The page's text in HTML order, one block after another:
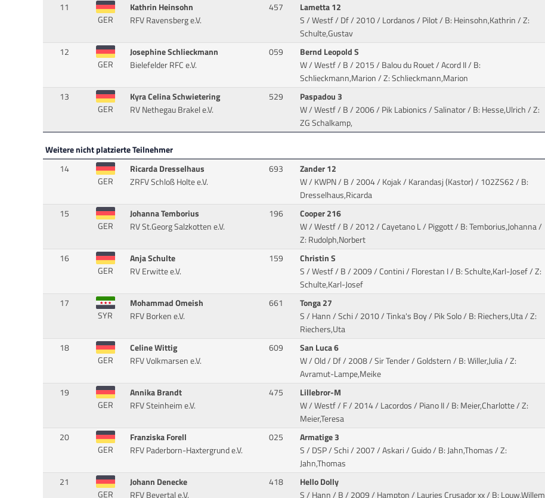
11
GER
Kathrin Heinsohn
RFV Ravensberg e.V.
457
Lametta 12
S / Westf / Df / 2010 / Lordanos / Pilot/ B: Heinsohn,Kathrin / Z:
Schulte,Gustav
12
GER
Josephine Schlieckmann
Bielefelder RFC e.V.
059
Bernd Leopold S
W / Westf / B / 2015 / Balou du Rouet / Acord II/ B:
Schlieckmann,Marion / Z: Schlieckmann,Marion
13
GER
Kyra Celina Schwietering
RV Nethegau Brakel e.V.
529
Paspadou 3
W / Westf / B / 2006 / Pik Labionics / Salinator/ B: Hesse,Ulrich / Z:
ZG Schalkamp,
Weitere nicht platzierte Teilnehmer
14
GER
Ricarda Dresselhaus
ZRFV Schloß Holte e.V.
693
Zander 12
W / KWPN / B / 2004 / Kojak / Karandasj (Kastor)/ 102ZS62 / B:
Dresselhaus,Ricarda
15
GER
Johanna Temborius
RV St.Georg Salzkotten e.V.
196
Cooper 216
W / Westf / B / 2012 / Cayetano L / Piggott/ B: Temborius,Johanna /
Z: Rudolph,Norbert
16
GER
Anja Schulte
RV Erwitte e.V.
159
Christin S
S / Westf / B / 2009 / Contini / Florestan I/ B: Schulte,Karl-Josef / Z:
Schulte,Karl-Josef
17
SYR
Mohammad Omeish
RFV Borken e.V.
661
Tonga 27
S / Hann / Schi / 2010 / Tinka's Boy / Pik Solo/ B: Riechers,Uta / Z:
Riechers,Uta
18
GER
Celine Wittig
RFV Volkmarsen e.V.
609
San Luca 6
W / Old / Df / 2008 / Sir Tender / Goldstern/ B: Willer,Julia / Z:
Avramut-Lampe,Meike
19
GER
Annika Brandt
RFV Steinheim e.V.
475
Lillebror-M
W / Westf / F / 2014 / Lacordos / Piano II/ B: Meier,Charlotte / Z:
Meier,Teresa
20
GER
Franziska Forell
RFV Paderborn-Haxtergrund e.V.
025
Armatige 3
S / DSP / Schi / 2007 / Askari / Guido/ B: Jahn,Thomas / Z:
Jahn,Thomas
21
GER
Johann Denecke
RFV Bevertal e.V.
418
Hello Dolly
S / Hann / B / 2009 / Hampton / Lauries Crusador xx/ B: Louw,Willem